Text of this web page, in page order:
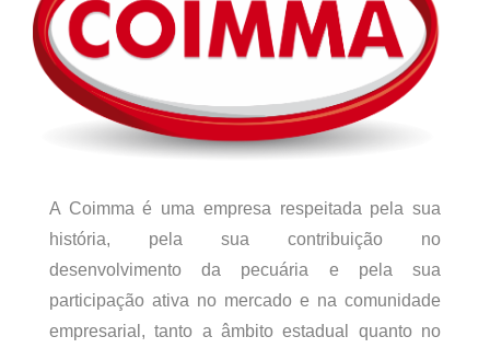
A Coimma é uma empresa respeitada pela sua
história, pela sua contribuição no
desenvolvimento da pecuária e pela sua
participação ativa no mercado e na comunidade
empresarial, tanto a âmbito estadual quanto no